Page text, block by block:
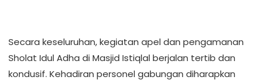
Secara keseluruhan, kegiatan apel dan pengamanan
Sholat Idul Adha di Masjid Istiqlal berjalan tertib dan
kondusif. Kehadiran personel gabungan diharapkan